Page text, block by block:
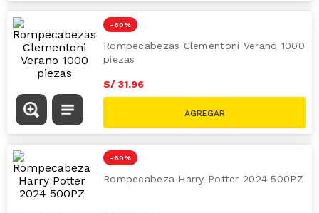
60 %
piezas
S/79.90